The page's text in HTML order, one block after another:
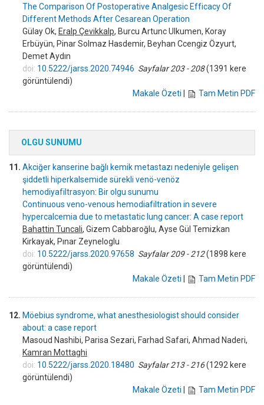
The Comparison Of Postoperative Analgesic Efficacy Of
Different Methods After Cesarean Operation
Gülay Ok, Eralp Çevikkalp, Burcu Artunc Ulkumen, Koray
Erbüyün, Pinar Solmaz Hasdemir, Beyhan Ccengiz Özyurt,
Demet Aydın
doi: 10.5222/jarss.2020.74946 Sayfalar 203 - 208(1391 kere
görüntülendi)
Makale Özeti
Tam Metin PDF
OLGU SUNUMU
11. Akciğer kanserine bağlı kemik metastazı nedeniyle gelişen
şiddetli hiperkalsemide sürekli venö-venöz
hemodiyafiltrasyon: Bir olgu sunumu
Continuous veno-venous hemodiafiltration in severe
hypercalcemia due to metastatic lung cancer: A case report
Bahattin Tuncali, Gizem Cabbaroğlu, Ayse Gül Temizkan
Kirkayak, Pınar Zeyneloglu
doi: 10.5222/jarss.2020.97658 Sayfalar 209 - 212(1898 kere
görüntülendi)
Makale Özeti
Tam Metin PDF
12. Möebius syndrome, what anesthesiologist should consider
about: a case report
Masoud Nashibi, Parisa Sezari, Farhad Safari, Ahmad Naderi,
Kamran Mottaghi
doi: 10.5222/jarss.2020.18480 Sayfalar 213 - 216(1292 kere
görüntülendi)
Makale Özeti
Tam Metin PDF